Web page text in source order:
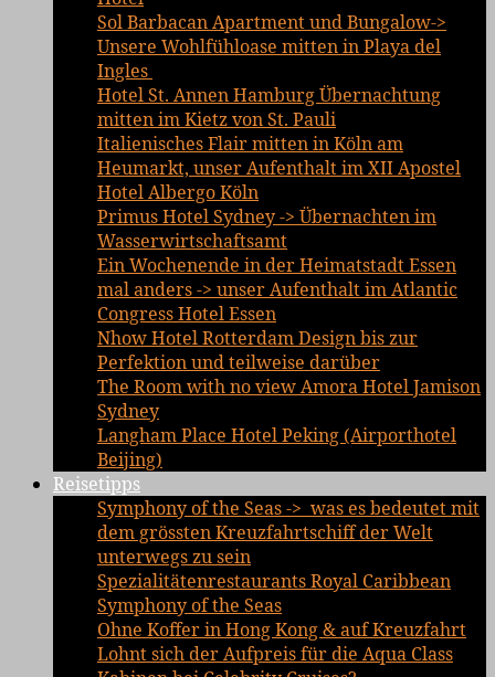
Sol Barbacan Apartment und Bungalow->
Unsere Wohlfühloase mitten in Playa del
Ingles
Hotel St. Annen Hamburg Übernachtung
mitten im Kietz von St. Pauli
Italienisches Flair mitten in Köln am
Heumarkt, unser Aufenthalt im XII Apostel
Hotel Albergo Köln
Primus Hotel Sydney -> Übernachten im
Wasserwirtschaftsamt
Ein Wochenende in der Heimatstadt Essen
mal anders -> unser Aufenthalt im Atlantic
Congress Hotel Essen
Nhow Hotel Rotterdam Design bis zur
Perfektion und teilweise darüber
The Room with no view Amora Hotel Jamison
Sydney
Langham Place Hotel Peking (Airporthotel
Beijing)
Reisetipps
Symphony of the Seas -> was es bedeutet mit
dem grössten Kreuzfahrtschiff der Welt
unterwegs zu sein
Spezialitätenrestaurants Royal Caribbean
Symphony of the Seas
Ohne Koffer in Hong Kong & auf Kreuzfahrt
Lohnt sich der Aufpreis für die Aqua Class